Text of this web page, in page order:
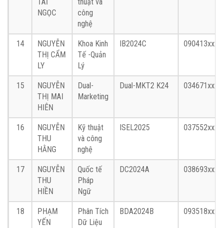
NGỌC
công
nghệ
14
NGUYỄN
THỊ CẨM
LY
Khoa Kinh
Tế -Quản
Lý
IB2024C 090413xxxx
15
NGUYỄN
THỊ MAI
HIÊN
Dual-
Marketing
Dual-MKT2 K24 034671xxxx
16
NGUYỄN
THU
HẰNG
Kỹ thuật
và công
nghệ
ISEL2025 037552xxxx
17
NGUYỄN
THU
HIỀN
Quốc tế
Pháp
Ngữ
DC2024A 038693xxxx
18
PHẠM
YẾN
Phân Tích
Dữ Liệu
BDA2024B 093518xxxx